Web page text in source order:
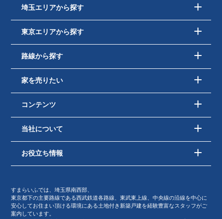
埼玉エリアから探す
東京エリアから探す
路線から探す
家を売りたい
コンテンツ
当社について
お役立ち情報
すまらいふでは、埼玉県南西部、
東京都下の主要路線である西武鉄道各路線、東武東上線、中央線の沿線を中心に
安心してお住まい頂ける環境にある土地付き新築戸建を経験豊富なスタッフがご
案内しています。